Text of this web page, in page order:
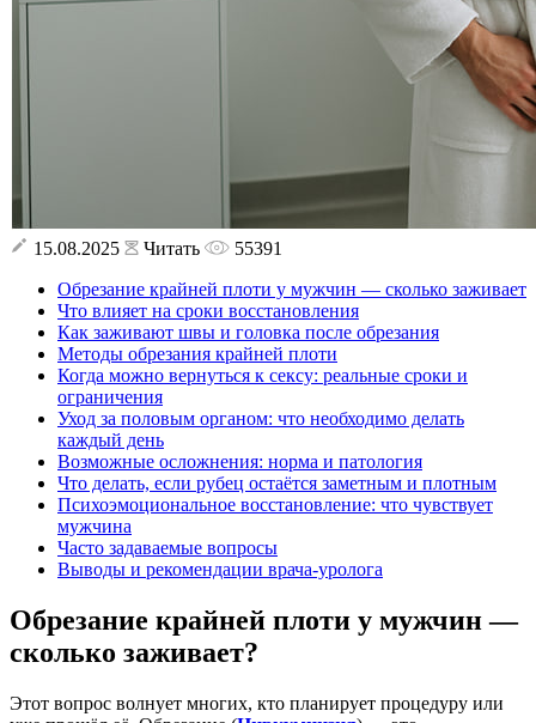
15.08.2025 Читать
55391
Обрезание крайней плоти у мужчин — сколько заживает
Что влияет на сроки восстановления
Как заживают швы и головка после обрезания
Методы обрезания крайней плоти
Когда можно вернуться к сексу: реальные сроки и
ограничения
Уход за половым органом: что необходимо делать
каждый день
Возможные осложнения: норма и патология
Что делать, если рубец остаётся заметным и плотным
Психоэмоциональное восстановление: что чувствует
мужчина
Часто задаваемые вопросы
Выводы и рекомендации врача-уролога
Обрезание крайней плоти у мужчин —
сколько заживает?
Этот вопрос волнует многих, кто планирует процедуру или